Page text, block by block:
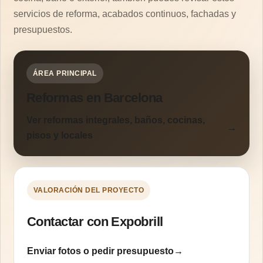
servicios de reforma, acabados continuos, fachadas y
presupuestos.
ÁREA PRINCIPAL
Reformas en Barcelona
Ver reformas integrales, baños, cocinas,
pisos y locales
VALORACIÓN DEL PROYECTO
Contactar con Expobrill
Enviar fotos o pedir presupuesto